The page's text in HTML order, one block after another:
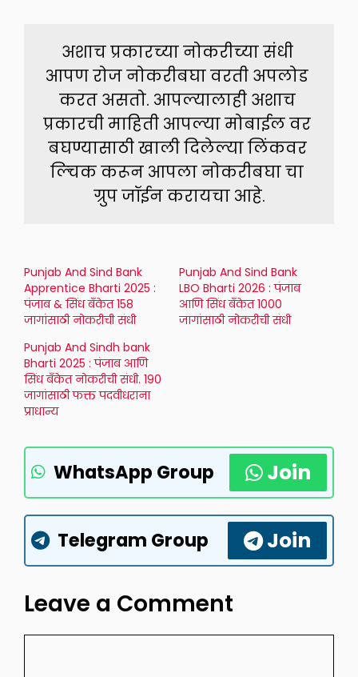
अशाच प्रकारच्या नोकरीच्या संधी
आपण रोज नोकरीबघा वरती अपलोड
करत असतो. आपल्यालाही अशाच
प्रकारची माहिती आपल्या मोबाईल वर
बघण्यासाठी खाली दिलेल्या लिंकवर
ल्चिक करून आपला नोकरीबघा चा
ग्रुप जॉईन करायचा आहे.
Punjab And Sind Bank
Apprentice Bharti 2025 :
पंजाब & सिंध बँकेत 158
जागांसाठी नोकरीची संधी
Punjab And Sind Bank
LBO Bharti 2026 : पंजाब
आणि सिंध बँकेत 1000
जागांसाठी नोकरीची संधी
Punjab And Sindh bank
Bharti 2025 : पंजाब आणि
सिंध बँकेत नोकरीची संधी. 190
जागांसाठी फक्त पदवीधराना
प्राधान्य
WhatsApp Group Join
Telegram Group Join
Leave a Comment